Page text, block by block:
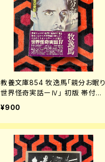
教養文庫854 牧逸馬「親分お眠り
世界怪奇実話ーⅣ」 初版 帯付き
解説:中薗英助 カバー:合田佐和
¥900